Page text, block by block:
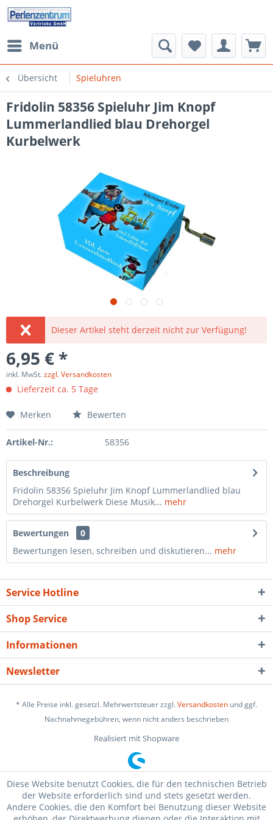
Menü
Übersicht Spieluhren
Fridolin 58356 Spieluhr Jim Knopf
Lummerlandlied blau Drehorgel
Kurbelwerk
Dieser Artikel steht derzeit nicht zur Verfügung!
6,95 € *
inkl. MwSt.zzgl. Versandkosten
Lieferzeit ca. 5 Tage
Merken Bewerten
Artikel-Nr.: 58356
Beschreibung
Fridolin 58356 Spieluhr Jim Knopf Lummerlandlied blau
Drehorgel Kurbelwerk Diese Musik... mehr
Bewertungen
0
Bewertungen lesen, schreiben und diskutieren... mehr
Service Hotline
Shop Service
Informationen
Newsletter
* Alle Preise inkl. gesetzl. Mehrwertsteuer zzgl.Versandkosten und ggf.
Nachnahmegebühren, wenn nicht anders beschrieben
Realisiert mit Shopware
Diese Website benutzt Cookies, die für den technischen Betrieb
der Website erforderlich sind und stets gesetzt werden.
Andere Cookies, die den Komfort bei Benutzung dieser Website